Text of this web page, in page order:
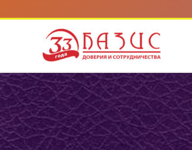
к
содержимому